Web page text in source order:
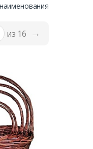
из 16 →